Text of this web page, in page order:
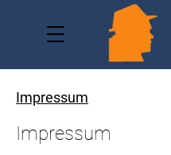
Impressum
Impressum